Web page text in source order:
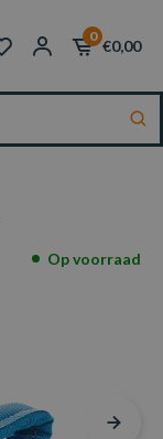
0
€0,00
Op voorraad